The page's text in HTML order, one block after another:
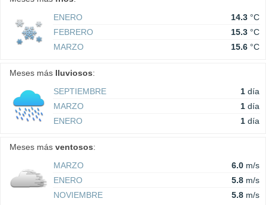
ENERO
14.3 °C
FEBRERO
15.3 °C
MARZO
15.6 °C
Meses más lluviosos:
SEPTIEMBRE
1 día
MARZO
1 día
ENERO
1 día
Meses más ventosos:
MARZO
6.0 m/s
ENERO
5.8 m/s
NOVIEMBRE
5.8 m/s